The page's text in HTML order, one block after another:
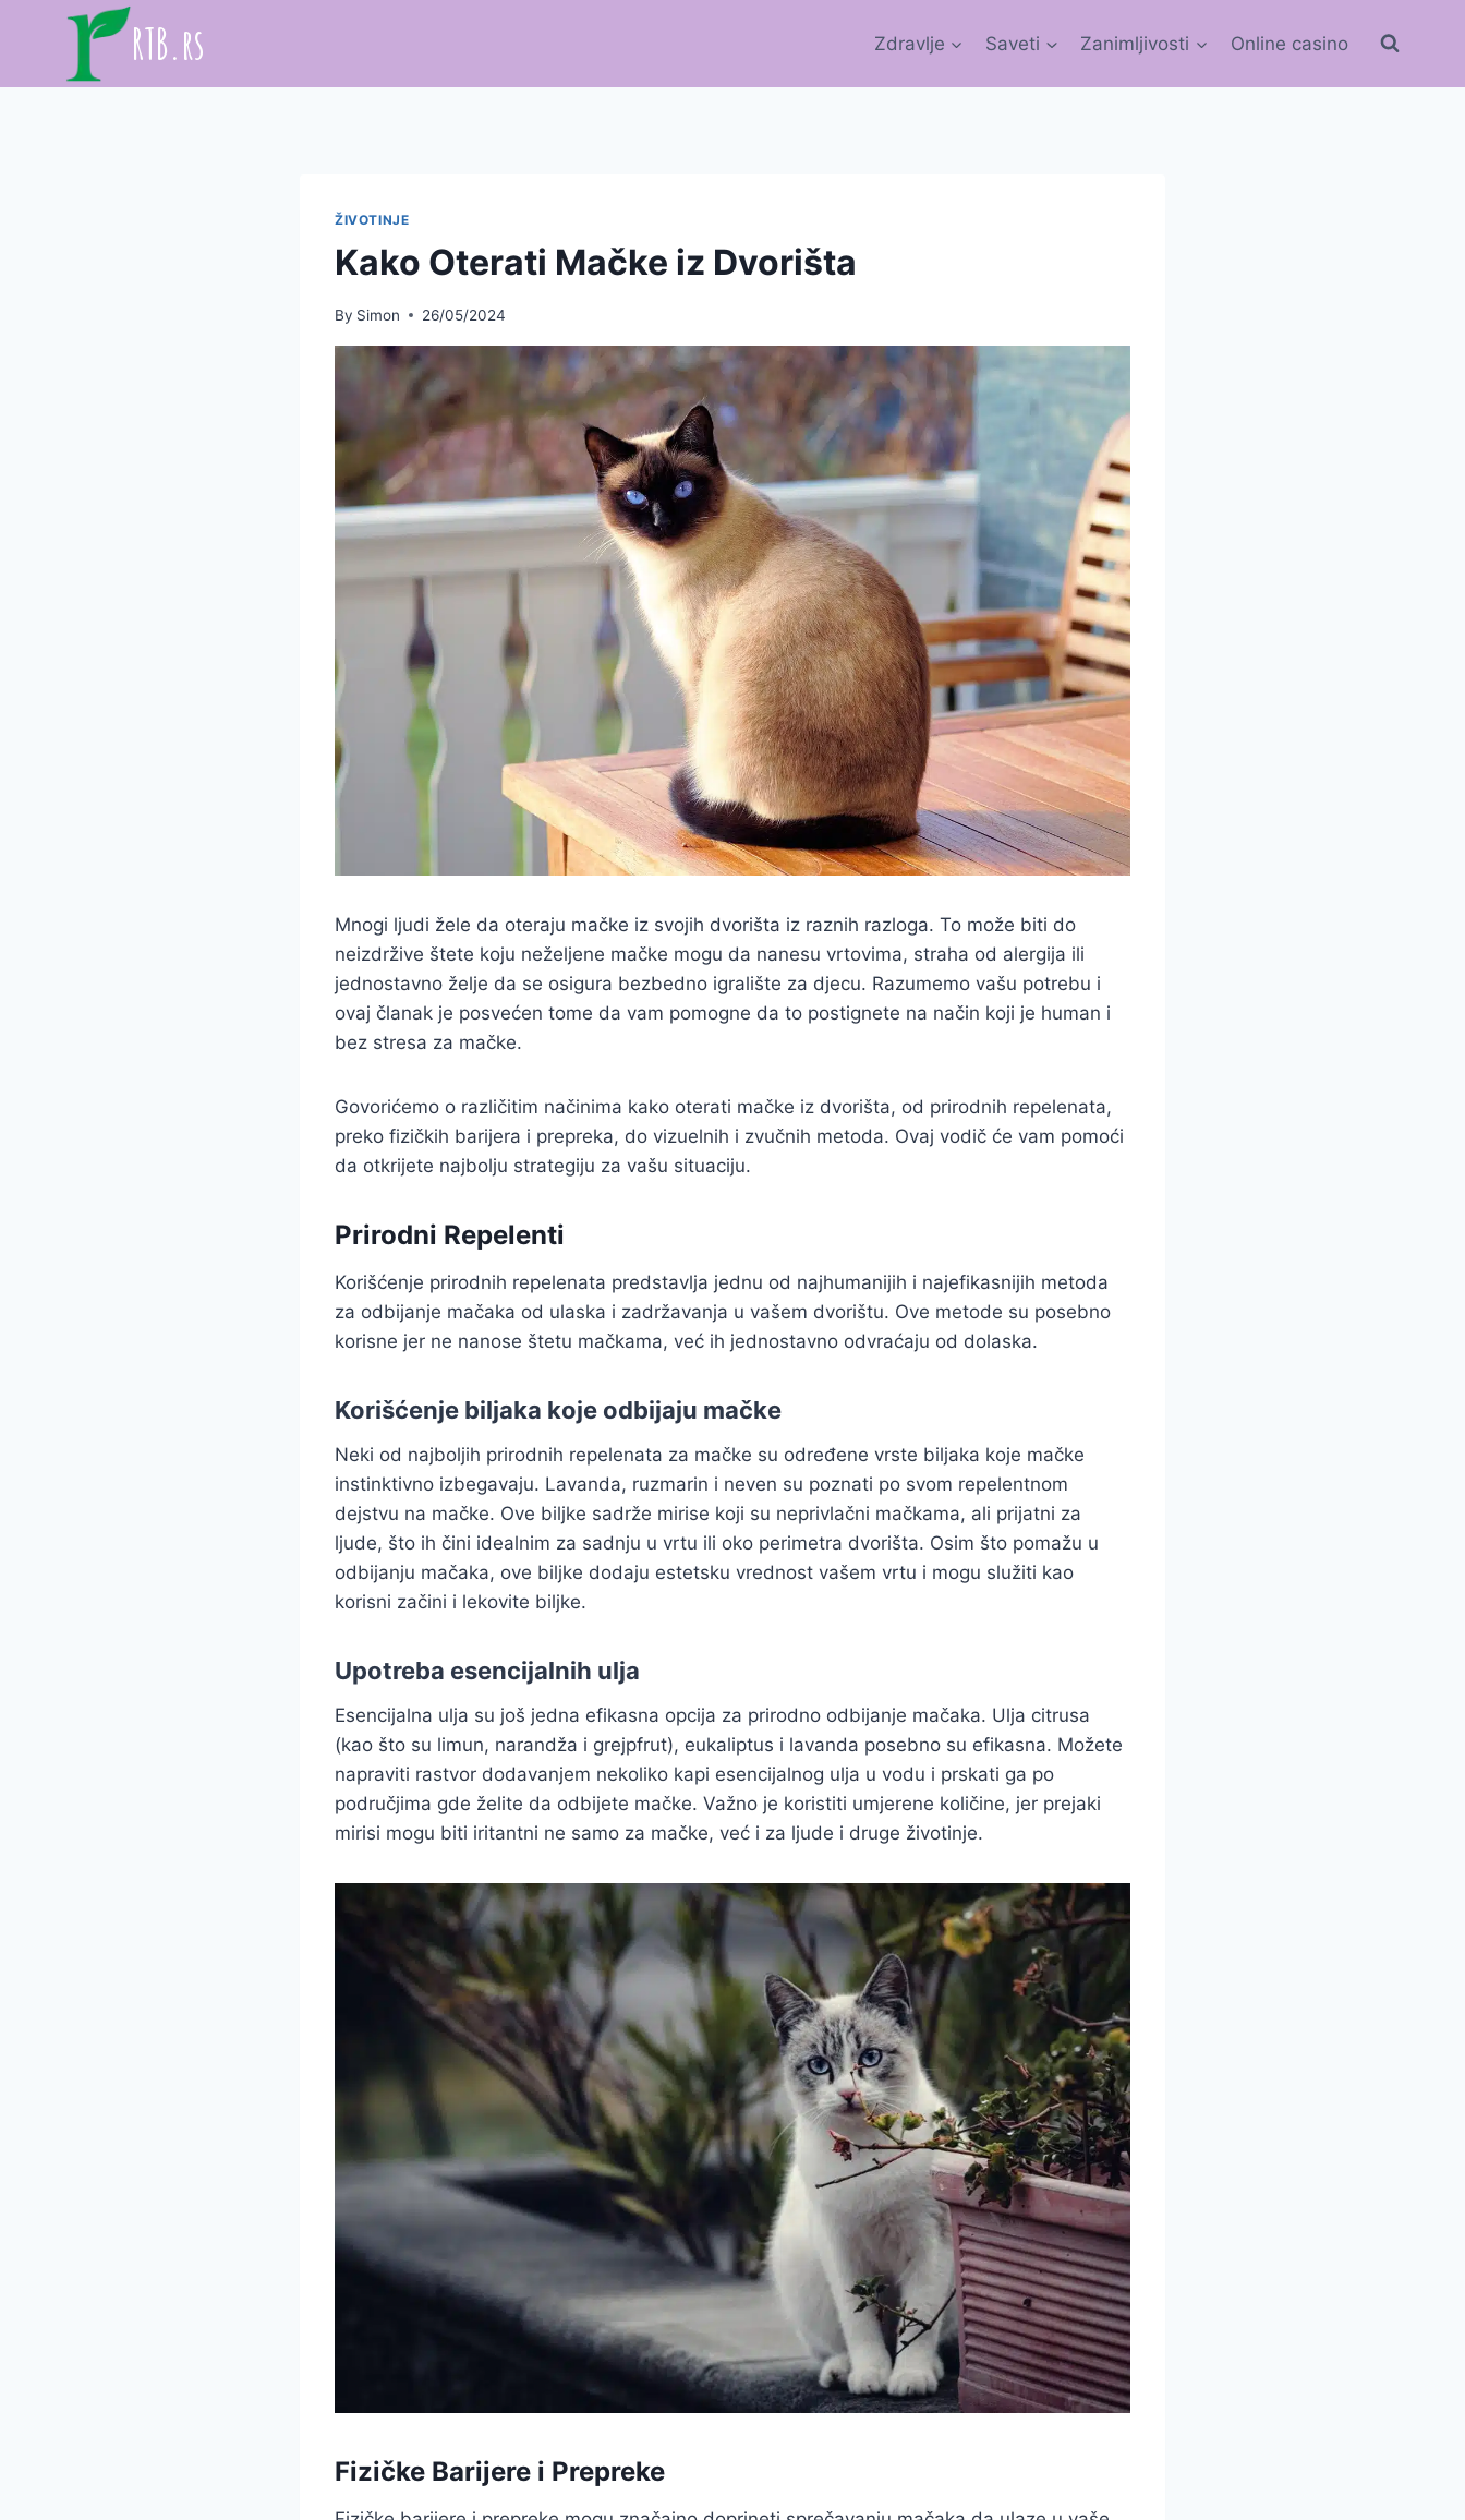
RTB.rs Zdravlje Saveti Zanimljivosti Online casino
ŽIVOTINJE
Kako Oterati Mačke iz Dvorišta
By Simon 26/05/2024
Mnogi ljudi žele da oteraju mačke iz svojih dvorišta iz raznih razloga. To može biti do
neizdržive štete koju neželjene mačke mogu da nanesu vrtovima, straha od alergija ili
jednostavno želje da se osigura bezbedno igralište za djecu. Razumemo vašu potrebu i
ovaj članak je posvećen tome da vam pomogne da to postignete na način koji je human i
bez stresa za mačke.
Govorićemo o različitim načinima kako oterati mačke iz dvorišta, od prirodnih repelenata,
preko fizičkih barijera i prepreka, do vizuelnih i zvučnih metoda. Ovaj vodič će vam pomoći
da otkrijete najbolju strategiju za vašu situaciju.
Prirodni Repelenti
Korišćenje prirodnih repelenata predstavlja jednu od najhumanijih i najefikasnijih metoda
za odbijanje mačaka od ulaska i zadržavanja u vašem dvorištu. Ove metode su posebno
korisne jer ne nanose štetu mačkama, već ih jednostavno odvraćaju od dolaska.
Korišćenje biljaka koje odbijaju mačke
Neki od najboljih prirodnih repelenata za mačke su određene vrste biljaka koje mačke
instinktivno izbegavaju. Lavanda, ruzmarin i neven su poznati po svom repelentnom
dejstvu na mačke. Ove biljke sadrže mirise koji su neprivlačni mačkama, ali prijatni za
ljude, što ih čini idealnim za sadnju u vrtu ili oko perimetra dvorišta. Osim što pomažu u
odbijanju mačaka, ove biljke dodaju estetsku vrednost vašem vrtu i mogu služiti kao
korisni začini i lekovite biljke.
Upotreba esencijalnih ulja
Esencijalna ulja su još jedna efikasna opcija za prirodno odbijanje mačaka. Ulja citrusa
(kao što su limun, narandža i grejpfrut), eukaliptus i lavanda posebno su efikasna. Možete
napraviti rastvor dodavanjem nekoliko kapi esencijalnog ulja u vodu i prskati ga po
područjima gde želite da odbijete mačke. Važno je koristiti umjerene količine, jer prejaki
mirisi mogu biti iritantni ne samo za mačke, već i za ljude i druge životinje.
Fizičke Barijere i Prepreke